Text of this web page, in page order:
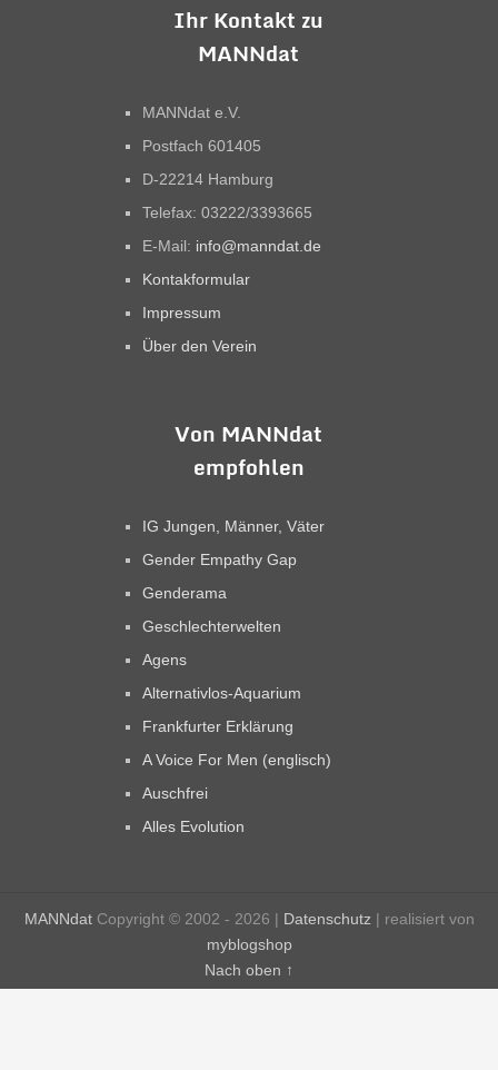
Ihr Kontakt zu
MANNdat
MANNdat e.V.
Postfach 601405
D-22214 Hamburg
Telefax: 03222/3393665
E-Mail: info@manndat.de
Kontakformular
Impressum
Über den Verein
Von MANNdat
empfohlen
IG Jungen, Männer, Väter
Gender Empathy Gap
Genderama
Geschlechterwelten
Agens
Alternativlos-Aquarium
Frankfurter Erklärung
A Voice For Men (englisch)
Auschfrei
Alles Evolution
MANNdatCopyright © 2002 - 2026 | Datenschutz | realisiert von
myblogshop
Nach oben ↑